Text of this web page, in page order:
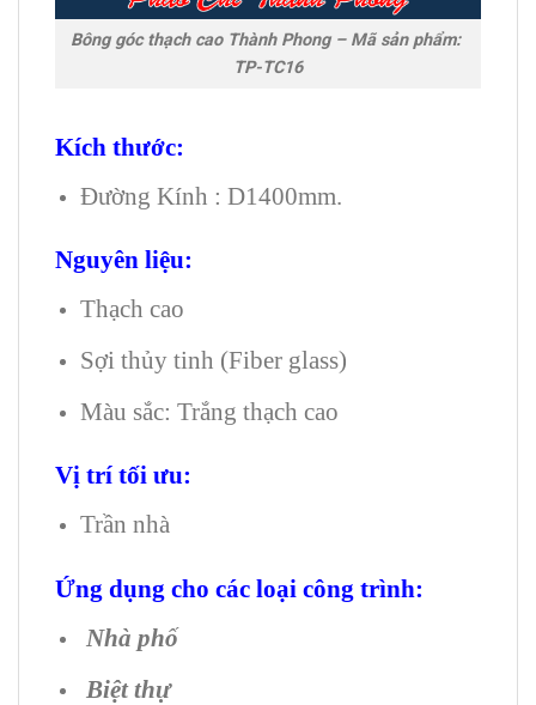
Bông góc thạch cao Thành Phong – Mã sản phẩm:
TP-TC16
Kích thước:
Đường Kính : D1400mm.
Nguyên liệu:
Thạch cao
Sợi thủy tinh (Fiber glass)
Màu sắc: Trắng thạch cao
Vị trí tối ưu:
Trần nhà
Ứng dụng cho các loại công trình:
Nhà phố
Biệt thự